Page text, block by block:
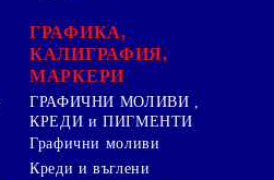
ГРАФИКА,
КАЛИГРАФИЯ,
МАРКЕРИ
ГРАФИЧНИ МОЛИВИ ,
КРЕДИ и ПИГМЕНТИ
Графични моливи
Креди и въглени